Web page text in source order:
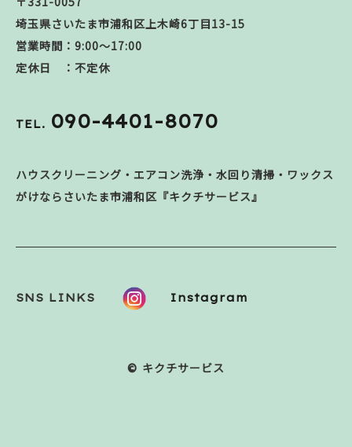
埼玉県さいたま市浦和区上木崎6丁目13-15
営業時間：9:00～17:00
定休日 ：不定休
TEL. 090-4401-8070
ハウスクリーニング・エアコン洗浄・水回り清掃・ワックス
がけならさいたま市浦和区『キクチサービス』
SNS LINKS Instagram
© キクチサービス